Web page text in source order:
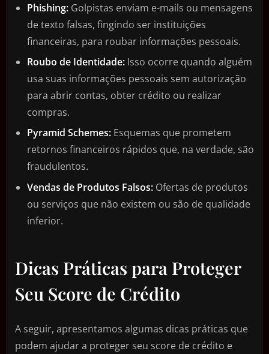
Phishing: Golpistas enviam e-mails ou mensagens
de texto falsas, fingindo ser instituições
financeiras, para roubar informações pessoais.
Roubo de Identidade: Isso ocorre quando alguém
usa suas informações pessoais sem autorização
para abrir contas, obter crédito ou realizar
compras.
Pyramid Schemes: Esquemas que prometem
retornos financeiros rápidos que, na verdade, são
fraudulentos.
Vendas de Produtos Falsos: Ofertas de produtos
ou serviços que não existem ou são de qualidade
inferior.
Dicas Práticas para Proteger
Seu Score de Crédito
A seguir, apresentamos algumas dicas práticas que
podem ajudar a proteger seu score de crédito e